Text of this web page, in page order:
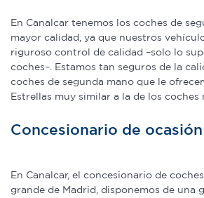
En Canalcar tenemos los coches de
mayor calidad, ya que nuestros
riguroso control de calidad –solo lo
coches–. Estamos tan seguros de la
coches de segunda mano que le
Estrellas muy similar a la de los coches
Concesionario de
En Canalcar, el concesionario de
grande de Madrid, disponemos de una